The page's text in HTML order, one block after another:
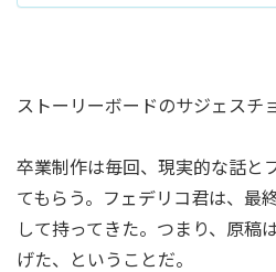
ストーリーボードのサジェスチ
卒業制作は毎回、現実的な話と
てもらう。フェデリコ君は、最
して持ってきた。つまり、原稿
げた、ということだ。